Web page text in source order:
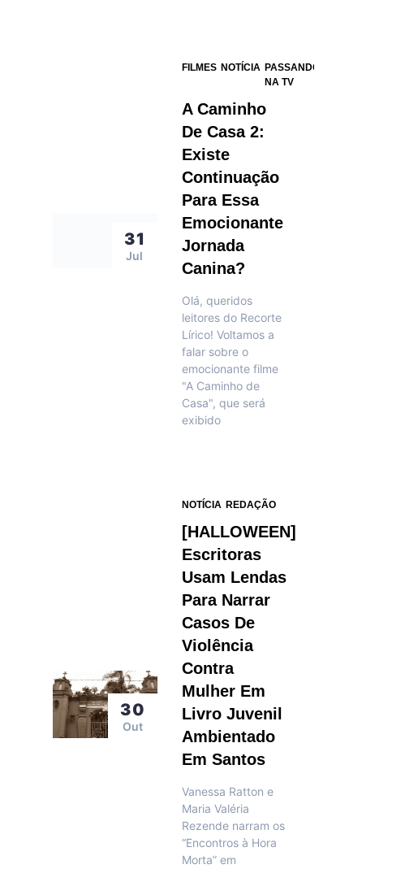
31
Jul
FILMES NOTÍCIA PASSANDO
NA TV
A Caminho
De Casa 2:
Existe
Continuação
Para Essa
Emocionante
Jornada
Canina?
Olá, queridos
leitores do Recorte
Lírico! Voltamos a
falar sobre o
emocionante filme
"A Caminho de
Casa", que será
exibido
30
Out
NOTÍCIA REDAÇÃO
[HALLOWEEN]
Escritoras
Usam Lendas
Para Narrar
Casos De
Violência
Contra
Mulher Em
Livro Juvenil
Ambientado
Em Santos
Vanessa Ratton e
Maria Valéria
Rezende narram os
“Encontros à Hora
Morta” em